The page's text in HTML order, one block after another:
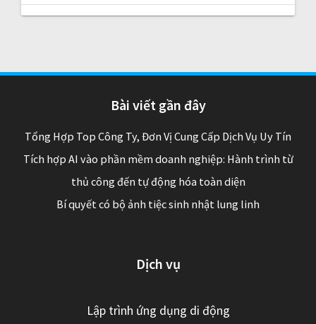
Bài viết gần đây
Tổng Hợp Top Công Ty, Đơn Vị Cung Cấp Dịch Vụ Uy Tín
Tích hợp AI vào phần mềm doanh nghiệp: Hành trình từ
thủ công đến tự động hóa toàn diện
Bí quyết có bộ ảnh tiệc sinh nhật lung linh
Dịch vụ
Lập trình ứng dụng di động